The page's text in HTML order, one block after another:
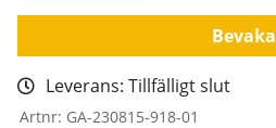
Bevaka
Leverans: Tillfälligt slut
Artnr: GA-230815-918-01